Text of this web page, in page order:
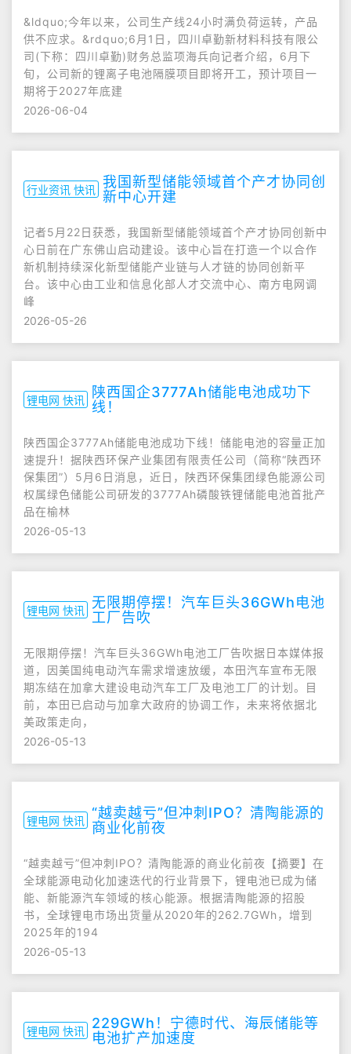
&ldquo;今年以来，公司生产线24小时满负荷运转，产品
供不应求。&rdquo;6月1日，四川卓勤新材料科技有限公
司(下称：四川卓勤)财务总监项海兵向记者介绍，6月下
旬，公司新的锂离子电池隔膜项目即将开工，预计项目一
期将于2027年底建
2026-06-04
行业资讯 快讯 我国新型储能领域首个产才协同创
新中心开建
记者5月22日获悉，我国新型储能领域首个产才协同创新中
心日前在广东佛山启动建设。该中心旨在打造一个以合作
新机制持续深化新型储能产业链与人才链的协同创新平
台。该中心由工业和信息化部人才交流中心、南方电网调
峰
2026-05-26
锂电网 快讯
陕西国企3777Ah储能电池成功下
线！
陕西国企3777Ah储能电池成功下线！储能电池的容量正加
速提升！据陕西环保产业集团有限责任公司（简称“陕西环
保集团”）5月6日消息，近日，陕西环保集团绿色能源公司
权属绿色储能公司研发的3777Ah磷酸铁锂储能电池首批产
品在榆林
2026-05-13
锂电网 快讯 无限期停摆！汽车巨头36GWh电池
工厂告吹
无限期停摆！汽车巨头36GWh电池工厂告吹据日本媒体报
道，因美国纯电动汽车需求增速放缓，本田汽车宣布无限
期冻结在加拿大建设电动汽车工厂及电池工厂的计划。目
前，本田已启动与加拿大政府的协调工作，未来将依据北
美政策走向，
2026-05-13
锂电网 快讯 “越卖越亏”但冲刺IPO？清陶能源的
商业化前夜
“越卖越亏”但冲刺IPO？清陶能源的商业化前夜【摘要】在
全球能源电动化加速迭代的行业背景下，锂电池已成为储
能、新能源汽车领域的核心能源。根据清陶能源的招股
书，全球锂电市场出货量从2020年的262.7GWh，增到
2025年的194
2026-05-13
锂电网 快讯 229GWh！宁德时代、海辰储能等
电池扩产加速度